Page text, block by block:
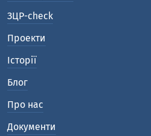
ЗЦР-check
Проекти
Історії
Блог
Про нас
Документи